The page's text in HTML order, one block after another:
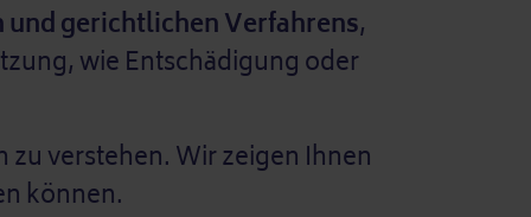
gerichtlichen Verfahrens,
wie Entschädigung oder
verstehen. Wir zeigen Ihnen
können.